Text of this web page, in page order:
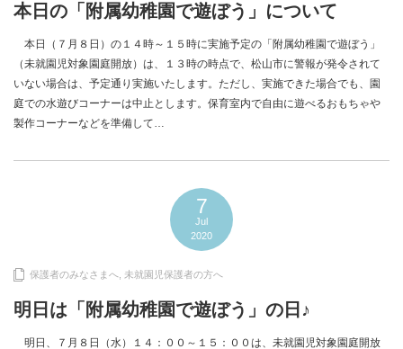
本日の「附属幼稚園で遊ぼう」について
本日（７月８日）の１４時～１５時に実施予定の「附属幼稚園で遊ぼう」
（未就園児対象園庭開放）は、１３時の時点で、松山市に警報が発令されて
いない場合は、予定通り実施いたします。ただし、実施できた場合でも、園
庭での水遊びコーナーは中止とします。保育室内で自由に遊べるおもちゃや
製作コーナーなどを準備して…
7
Jul
2020
保護者のみなさまへ 未就園児保護者の方へ
明日は「附属幼稚園で遊ぼう」の日♪
明日、７月８日（水）１４：００～１５：００は、未就園児対象園庭開放